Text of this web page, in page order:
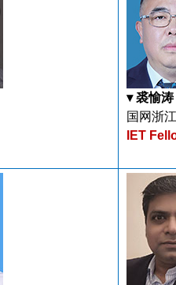
▾ 裘愉
国网浙
IET